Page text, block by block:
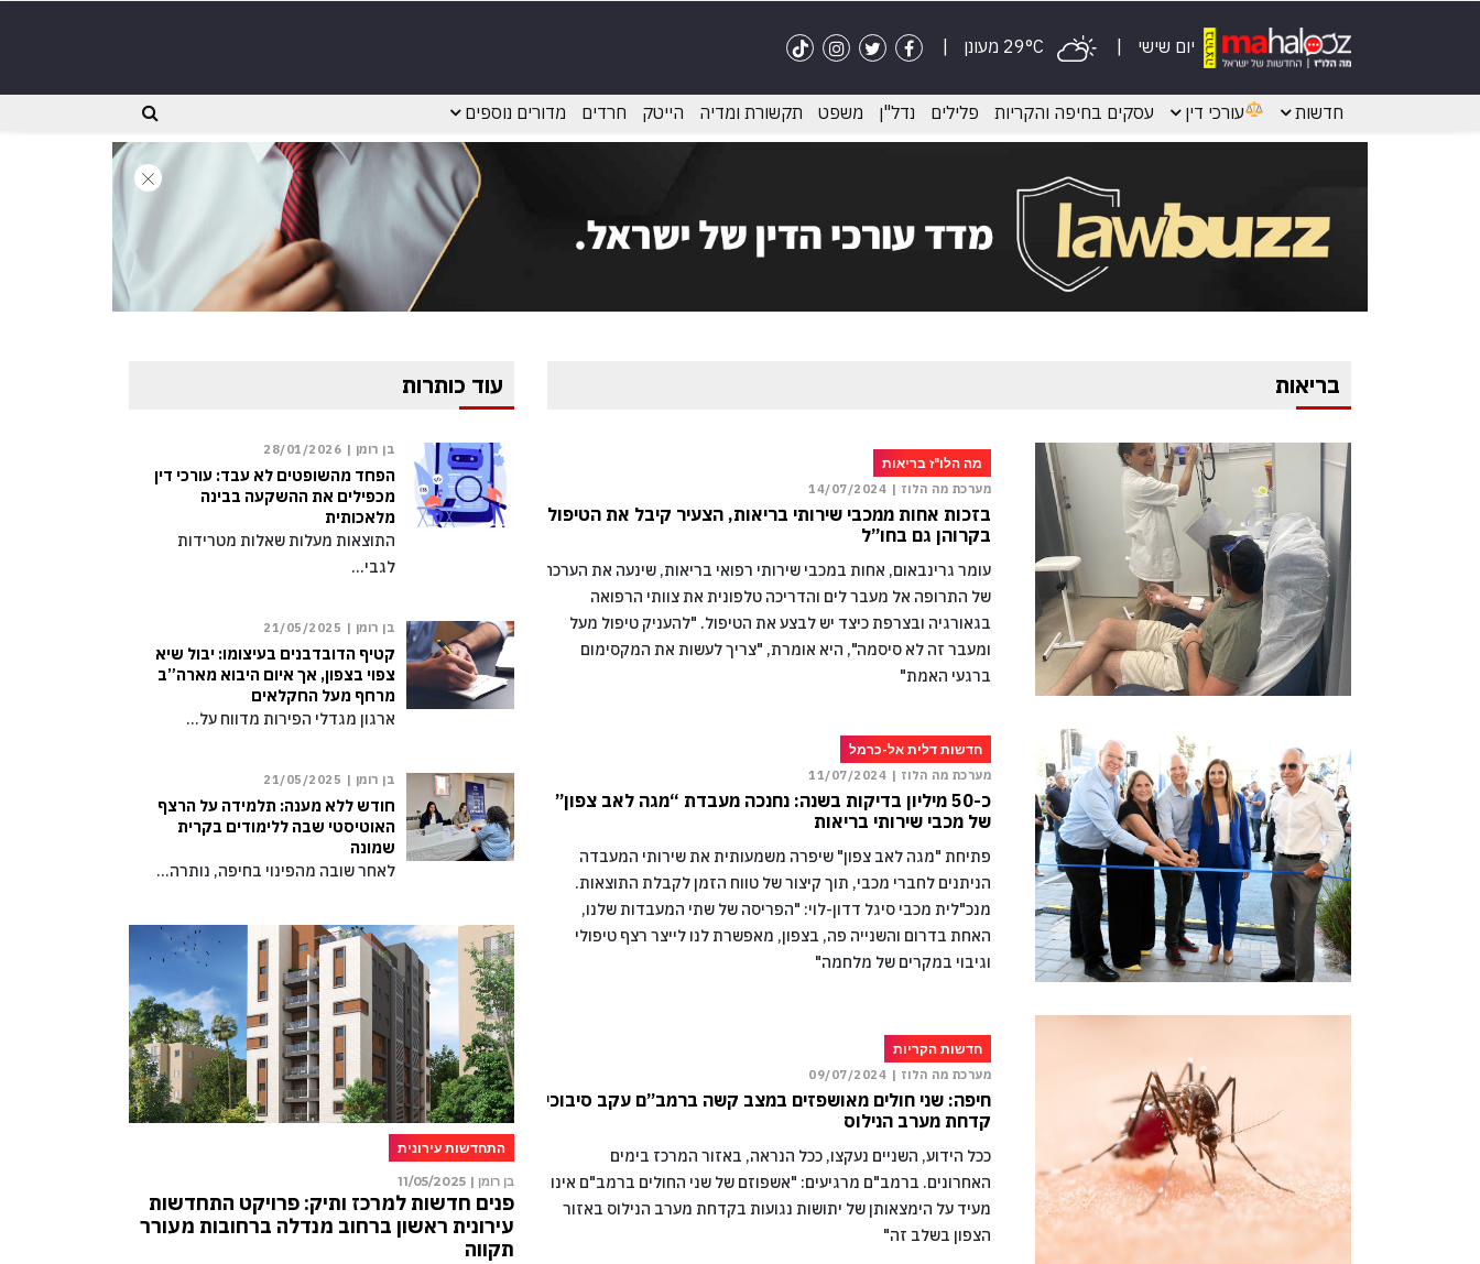
יום שישי
חדשות עורכי דין עסקים בחיפה והקריות פלילים נדל"ן משפט תקשורת ומדיה הייטק חרדים מדורים נוספים
בריאות
מה הלו"ז בריאות
מערכת מה הלוז | 14/07/2024
בזכות אחות ממכבי שירותי בריאות, הצעיר קיבל את הטיפול
בקרוהן גם בחו”ל
עומר גרינבאום, אחות במכבי שירותי רפואי בריאות, שינעה את הערכה
של התרופה אל מעבר לים והדריכה טלפונית את צוותי הרפואה
בגאורגיה ובצרפת כיצד יש לבצע את הטיפול. "להעניק טיפול מעל
ומעבר זה לא סיסמה", היא אומרת, "צריך לעשות את המקסימום
ברגעי האמת"
חדשות דלית אל-כרמל
מערכת מה הלוז | 11/07/2024
כ-50 מיליון בדיקות בשנה: נחנכה מעבדת “מגה לאב צפון”
של מכבי שירותי בריאות
פתיחת "מגה לאב צפון" שיפרה משמעותית את שירותי המעבדה
הניתנים לחברי מכבי, תוך קיצור של טווח הזמן לקבלת התוצאות.
מנכ"לית מכבי סיגל דדון-לוי: "הפריסה של שתי המעבדות שלנו,
האחת בדרום והשנייה פה, בצפון, מאפשרת לנו לייצר רצף טיפולי
וגיבוי במקרים של מלחמה"
חדשות הקריות
מערכת מה הלוז | 09/07/2024
חיפה: שני חולים מאושפזים במצב קשה ברמב”ם עקב סיבוכי
קדחת מערב הנילוס
ככל הידוע, השניים נעקצו, ככל הנראה, באזור המרכז בימים
האחרונים. ברמב"ם מרגיעים: "אשפוזם של שני החולים ברמב"ם אינו
מעיד על הימצאותן של יתושות נגועות בקדחת מערב הנילוס באזור
הצפון בשלב זה"
עוד כותרות
בן רומן | 28/01/2026
הפחד מהשופטים לא עבד: עורכי דין
מכפילים את ההשקעה בבינה
מלאכותית
התוצאות מעלות שאלות מטרידות
לגבי…
בן רומן | 21/05/2025
קטיף הדובדבנים בעיצומו: יבול שיא
צפוי בצפון, אך איום היבוא מארה”ב
מרחף מעל החקלאים
ארגון מגדלי הפירות מדווח על…
בן רומן | 21/05/2025
חודש ללא מענה: תלמידה על הרצף
האוטיסטי שבה ללימודים בקרית
שמונה
לאחר שובה מהפינוי בחיפה, נותרה…
התחדשות עירונית
בן רומן | 11/05/2025
פנים חדשות למרכז ותיק: פרויקט התחדשות
עירונית ראשון ברחוב מנדלה ברחובות מעורר
תקווה